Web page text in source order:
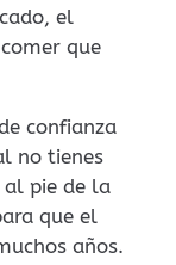
el
que
confianza
no tienes
al pie de la
que el
años.